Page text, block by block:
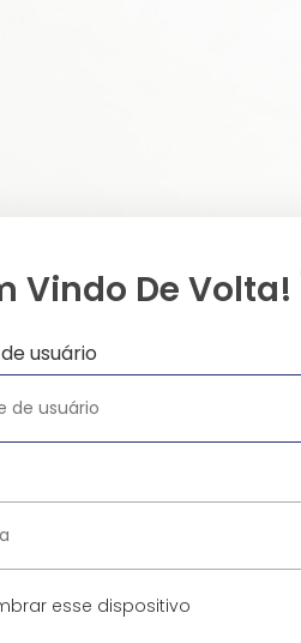
Vindo De Volta!
usuário
esse dispositivo